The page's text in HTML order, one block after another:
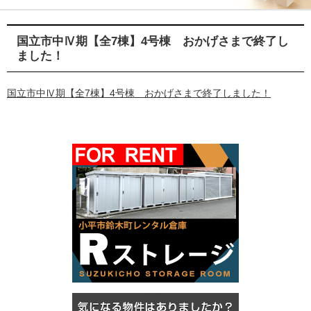
国立市中Ⅳ期【全7棟】4号棟 おかげさまで終了し
ました！
国立市中Ⅳ期【全7棟】4号棟 おかげさまで終了しました！